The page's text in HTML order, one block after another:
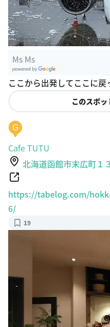
Ms Ms
oogle Plac
ここから出発してここに戻
このスポ
G
Cafe TUTU
北海道函館市末広町１
https://tabelog.com/
6/
19